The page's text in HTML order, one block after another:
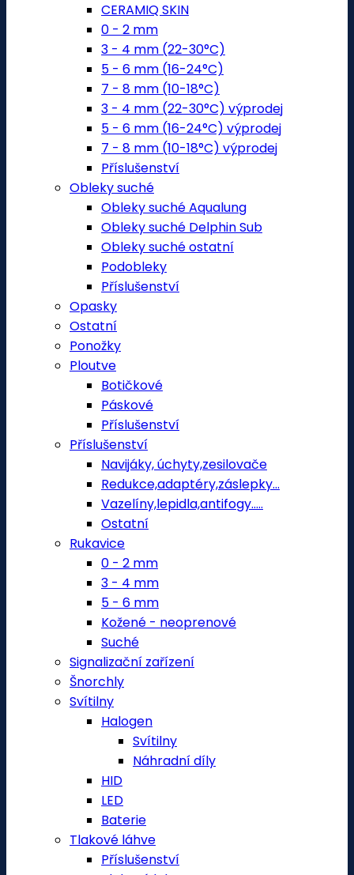
CERAMIQ SKIN
0 - 2 mm
3 - 4 mm (22-30°C)
5 - 6 mm (16-24°C)
7 - 8 mm (10-18°C)
3 - 4 mm (22-30°C) výprodej
5 - 6 mm (16-24°C) výprodej
7 - 8 mm (10-18°C) výprodej
Příslušenství
Obleky suché
Obleky suché Aqualung
Obleky suché Delphin Sub
Obleky suché ostatní
Podobleky
Příslušenství
Opasky
Ostatní
Ponožky
Ploutve
Botičkové
Páskové
Příslušenství
Příslušenství
Navijáky, úchyty,zesilovače
Redukce,adaptéry,záslepky...
Vazelíny,lepidla,antifogy.....
Ostatní
Rukavice
0 - 2 mm
3 - 4 mm
5 - 6 mm
Kožené - neoprenové
Suché
Signalizační zařízení
Šnorchly
Svítilny
Halogen
Svítilny
Náhradní díly
HID
LED
Baterie
Tlakové láhve
Příslušenství